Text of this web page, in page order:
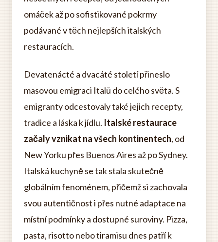
omáček až po sofistikované pokrmy
podávané v těch nejlepších italských
restauracích.
Devatenácté a dvacáté století přineslo
masovou emigraci Italů do celého světa. S
emigranty odcestovaly také jejich recepty,
tradice a láska k jídlu. Italské restaurace
začaly vznikat na všech kontinentech, od
New Yorku přes Buenos Aires až po Sydney.
Italská kuchyně se tak stala skutečně
globálním fenoménem, přičemž si zachovala
svou autentičnost i přes nutné adaptace na
místní podmínky a dostupné suroviny. Pizza,
pasta, risotto nebo tiramisu dnes patří k